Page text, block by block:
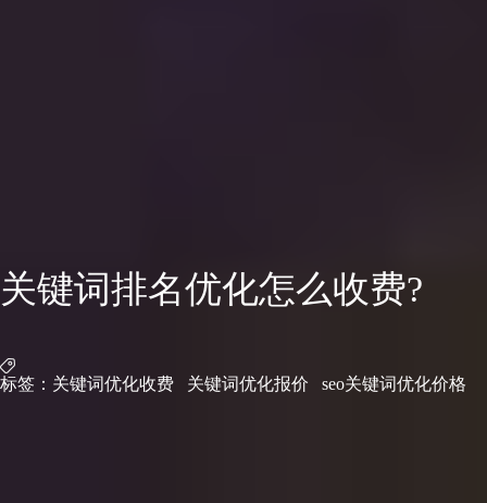
关键词排名优化怎么收费?
标签： 关键词优化收费 关键词优化报价 seo关键词优化价格